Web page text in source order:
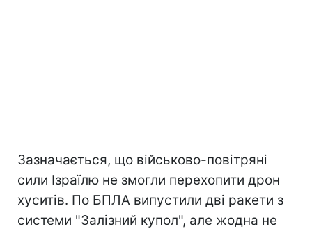
Зазначається, що військово-повітряні
сили Ізраїлю не змогли перехопити дрон
хуситів. По БПЛА випустили дві ракети з
системи "Залізний купол", але жодна не